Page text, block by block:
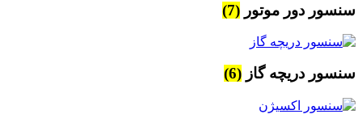
سنسور دور موتور (7)
سنسور دریچه گاز (6)